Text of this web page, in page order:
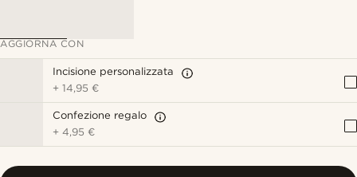
AGGIORNA CON
Incisione personalizzata
+14,95 €
Confezione regalo
+4,95 €